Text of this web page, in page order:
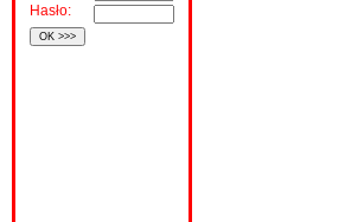
Hasło: